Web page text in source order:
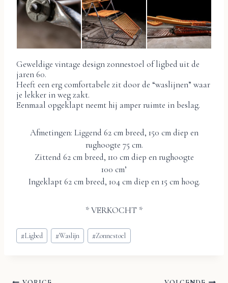
Geweldige vintage design zonnestoel of ligbed uit de
jaren 60.
Heeft een erg comfortabele zit door de “waslijnen” waar
je lekker in weg zakt.
Eenmaal opgeklapt neemt hij amper ruimte in beslag.
Afmetingen: Liggend 62 cm breed, 150 cm diep en
rughoogte 75 cm.
Zittend 62 cm breed, 110 cm diep en rughoogte
100 cm’
Ingeklapt 62 cm breed, 104 cm diep en 15 cm hoog.
* VERKOCHT *
Bericht
tags:
#Ligbed #Waslijn #Zonnestoel